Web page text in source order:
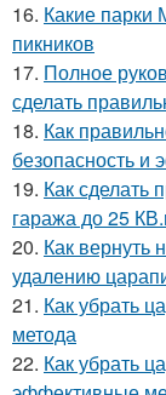
16. Какие парки
пикников
17. Полное
сделать
18. Как
безопасность и
19. Как сделать
гаража до 25
20. Как вернуть
удалению
21. Как убрать
метода
22. Как убрать